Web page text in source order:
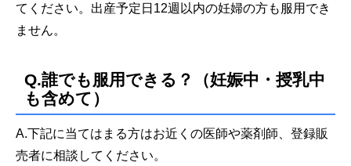
てください。出産予定日12週以内の妊婦の方も服用でき
ません。
Q.誰でも服用できる？（妊娠中・授乳中
も含めて）
A.下記に当てはまる方はお近くの医師や薬剤師、登録販
売者に相談してください。